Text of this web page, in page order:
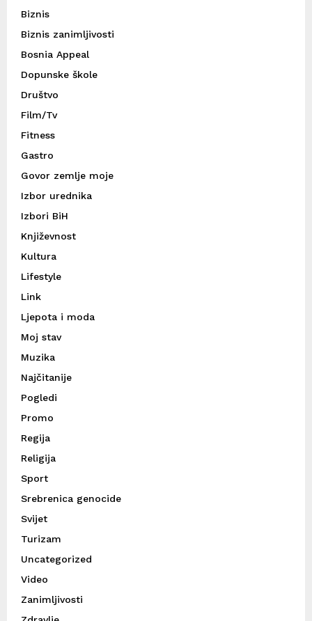
Biznis
Biznis zanimljivosti
Bosnia Appeal
Dopunske škole
Društvo
Film/Tv
Fitness
Gastro
Govor zemlje moje
Izbor urednika
Izbori BiH
Književnost
Kultura
Lifestyle
Link
Ljepota i moda
Moj stav
Muzika
Najčitanije
Pogledi
Promo
Regija
Religija
Sport
Srebrenica genocide
Svijet
Turizam
Uncategorized
Video
Zanimljivosti